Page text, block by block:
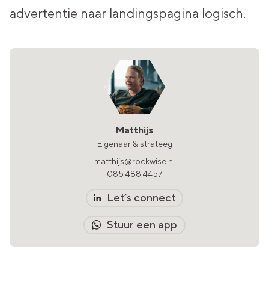
advertentie naar landingspagina logisch.
Matthijs
Eigenaar & strateeg
matthijs@rockwise.nl
085 488 4457
Let’s connect
Stuur een app